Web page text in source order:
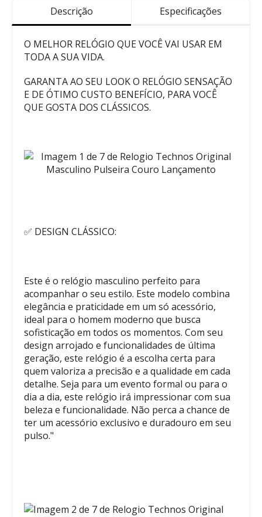
Descrição Especificações
O MELHOR RELÓGIO QUE VOCÊ VAI USAR EM
TODA A SUA VIDA.
GARANTA AO SEU LOOK O RELÓGIO SENSAÇÃO
E DE ÓTIMO CUSTO BENEFÍCIO, PARA VOCÊ
QUE GOSTA DOS CLÁSSICOS.
✅ DESIGN CLÁSSICO:
Este é o relógio masculino perfeito para
acompanhar o seu estilo. Este modelo combina
elegância e praticidade em um só acessório,
ideal para o homem moderno que busca
sofisticação em todos os momentos. Com seu
design arrojado e funcionalidades de última
geração, este relógio é a escolha certa para
quem valoriza a precisão e a qualidade em cada
detalhe. Seja para um evento formal ou para o
dia a dia, este relógio irá impressionar com sua
beleza e funcionalidade. Não perca a chance de
ter um acessório exclusivo e duradouro em seu
pulso."